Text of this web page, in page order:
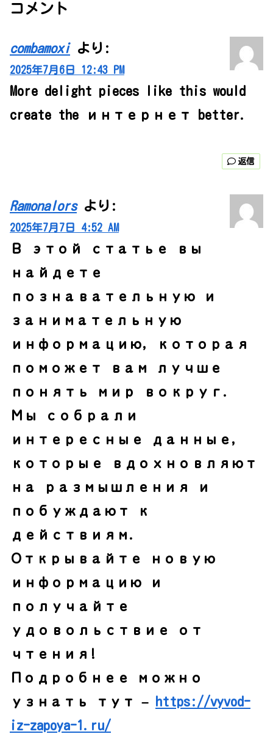
コメント
combamoxi より:
2025年7月6日 12:43 PM
More delight pieces like this would
create the интернет better.
返信
Ramonalors より:
2025年7月7日 4:52 AM
В этой статье вы
найдете
познавательную и
занимательную
информацию, которая
поможет вам лучше
понять мир вокруг.
Мы собрали
интересные данные,
которые вдохновляют
на размышления и
побуждают к
действиям.
Открывайте новую
информацию и
получайте
удовольствие от
чтения!
Подробнее можно
узнать тут –
https://vyvod-
iz-zapoya-1.ru/